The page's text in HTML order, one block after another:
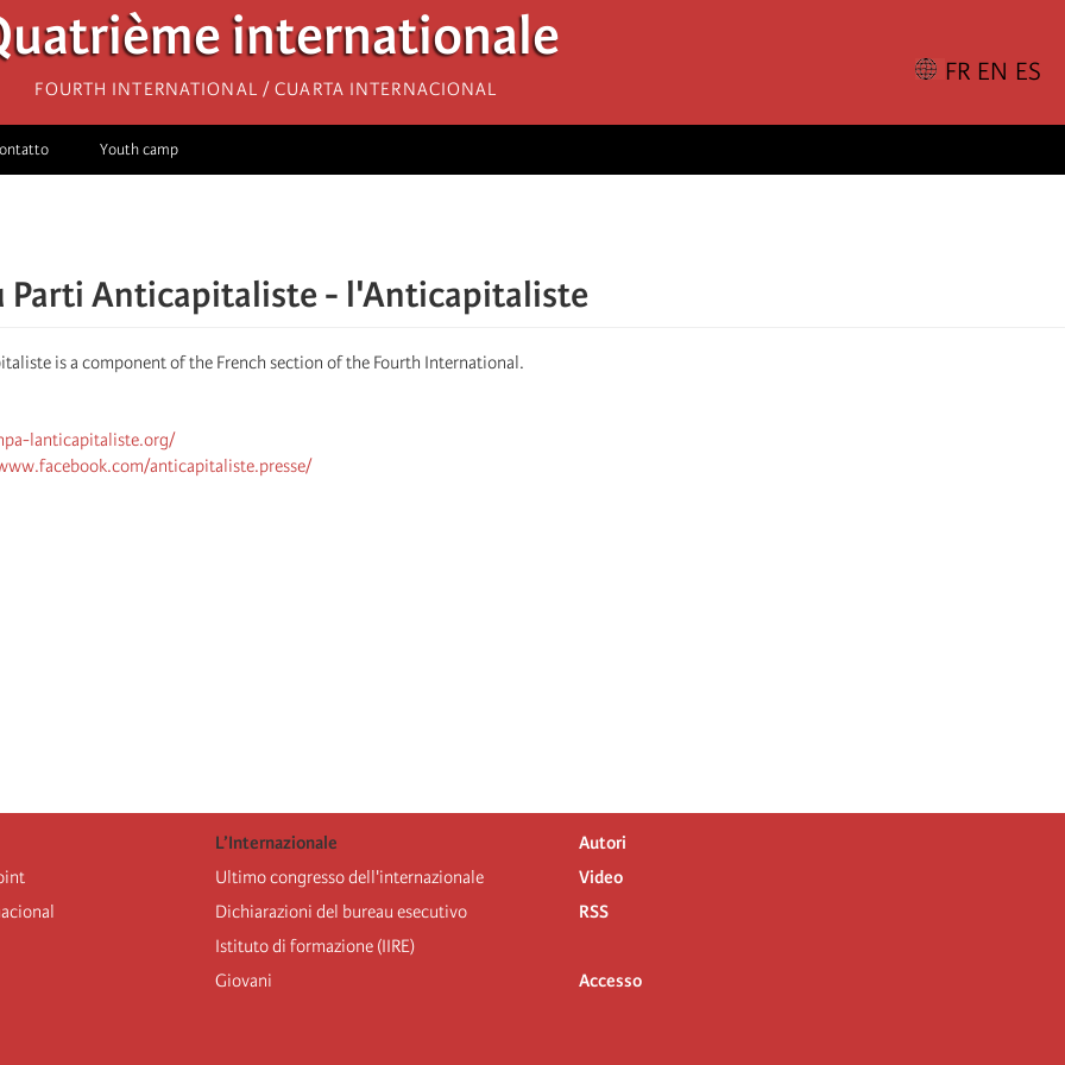
internationale
Fourth International / Cuarta Internacional
Youth camp
Parti Anticapitaliste - l'Anticapitaliste
is a component of the French section of the Fourth International.
lanticapitaliste.org/
anticapitaliste.presse/
L’Internazionale
Ultimo congresso dell'internazionale
Dichiarazioni del bureau esecutivo
Istituto di formazione (IIRE)
Giovani
Autori
Video
RSS
Accesso